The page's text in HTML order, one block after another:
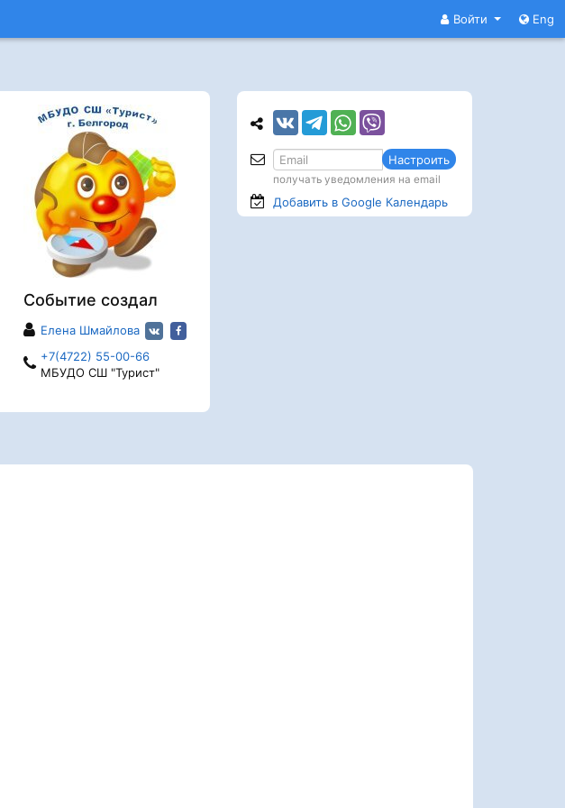
Войти Eng
Событие создал
Елена Шмайлова
+7(4722) 55-00-66
МБУДО СШ "Турист"
Настроить
получать уведомления на email
Добавить в Google Календарь